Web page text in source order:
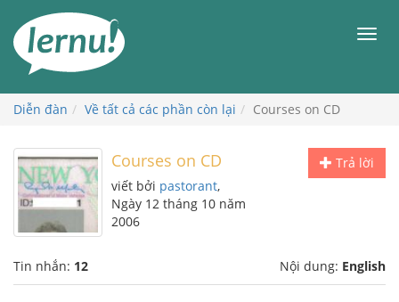
đến
phần
dung
Diễn đàn Về tất cả các phần còn lại Courses on CD
Trả lời
Courses on CD
viết bởi pastorant,
Ngày 12 tháng 10 năm
2006
Tin nhắn: 12 Nội dung: English